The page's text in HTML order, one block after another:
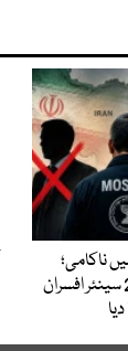
ناکامی؛
موساد سربراہ نے 2 سینئر افسران